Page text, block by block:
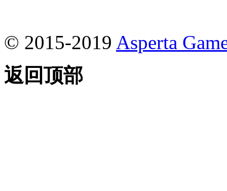
© 2015-2019 Asperta
返回顶部